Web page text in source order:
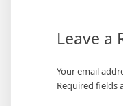
Leave a
Your email
Required fields